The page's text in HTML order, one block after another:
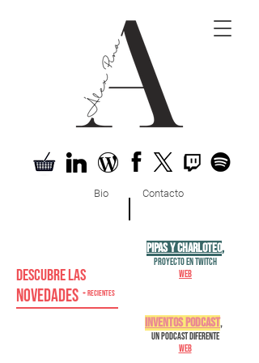
Bio Contacto
Pipas y charloteo,
proyecto en Twitch
web
Inventos Podcast,
un podcast diferente
Web
Descubre las
Novedades + recientes